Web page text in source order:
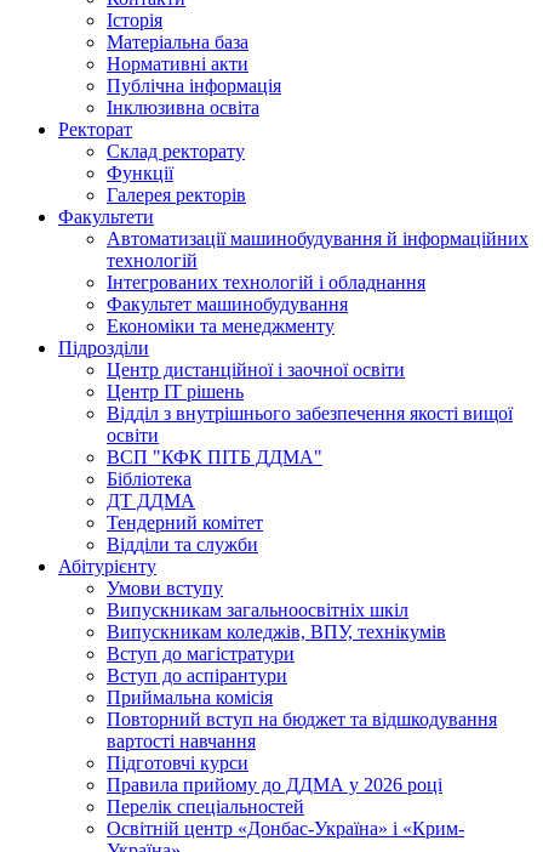
Історія
Матеріальна база
Нормативні акти
Публічна інформація
Інклюзивна освіта
Ректорат
Склад ректорату
Функції
Галерея ректорів
Факультети
Автоматизації машинобудування й інформаційних
технологій
Інтегрованих технологій і обладнання
Факультет машинобудування
Економіки та менеджменту
Підрозділи
Центр дистанційної і заочної освіти
Центр ІТ рішень
Відділ з внутрішнього забезпечення якості вищої
освіти
ВСП "КФК ПІТБ ДДМА"
Бібліотека
ДТ ДДМА
Тендерний комітет
Відділи та служби
Абітурієнту
Умови вступу
Випускникам загальноосвітніх шкіл
Випускникам коледжів, ВПУ, технікумів
Вступ до магістратури
Вступ до аспірантури
Приймальна комісія
Повторний вступ на бюджет та відшкодування
вартості навчання
Підготовчі курси
Правила прийому до ДДМА у 2026 році
Перелік спеціальностей
Освітній центр «Донбас-Україна» і «Крим-